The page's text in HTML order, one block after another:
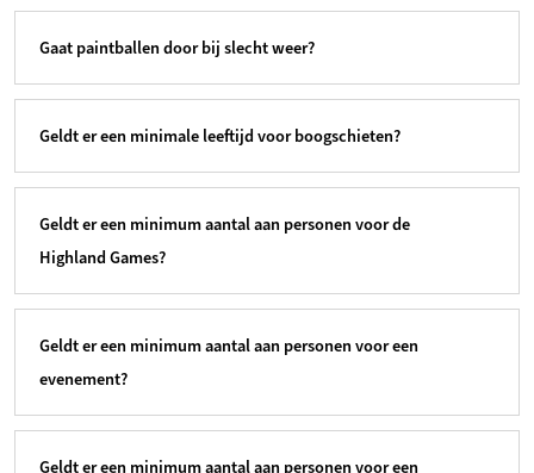
Gaat paintballen door bij slecht weer?
Geldt er een minimale leeftijd voor boogschieten?
Geldt er een minimum aantal aan personen voor de
Highland Games?
Geldt er een minimum aantal aan personen voor een
evenement?
Geldt er een minimum aantal aan personen voor een